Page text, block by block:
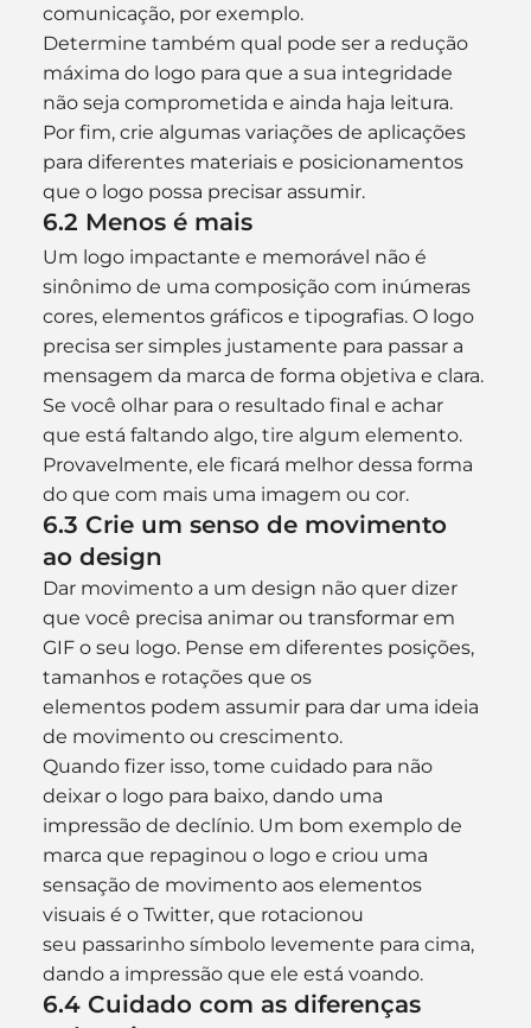
comunicação, por exemplo.
Determine também qual pode ser a redução
máxima do logo para que a sua integridade
não seja comprometida e ainda haja leitura.
Por fim, crie algumas variações de aplicações
para diferentes materiais e posicionamentos
que o logo possa precisar assumir.
6.2 Menos é mais
Um logo impactante e memorável não é
sinônimo de uma composição com inúmeras
cores, elementos gráficos e tipografias. O logo
precisa ser simples justamente para passar a
mensagem da marca de forma objetiva e clara.
Se você olhar para o resultado final e achar
que está faltando algo, tire algum elemento.
Provavelmente, ele ficará melhor dessa forma
do que com mais uma imagem ou cor.
6.3 Crie um senso de movimento
ao design
Dar movimento a um design não quer dizer
que você precisa animar ou transformar em
GIF o seu logo. Pense em diferentes posições,
tamanhos e rotações que os
elementos podem assumir para dar uma ideia
de movimento ou crescimento.
Quando fizer isso, tome cuidado para não
deixar o logo para baixo, dando uma
impressão de declínio. Um bom exemplo de
marca que repaginou o logo e criou uma
sensação de movimento aos elementos
visuais é o Twitter, que rotacionou
seu passarinho símbolo levemente para cima,
dando a impressão que ele está voando.
6.4 Cuidado com as diferenças